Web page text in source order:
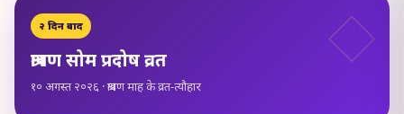
२ दिन बाद
श्रावण सोम प्रदोष व्रत
१० अगस्त २०२६ · श्रावण माह के व्रत-त्यौहार